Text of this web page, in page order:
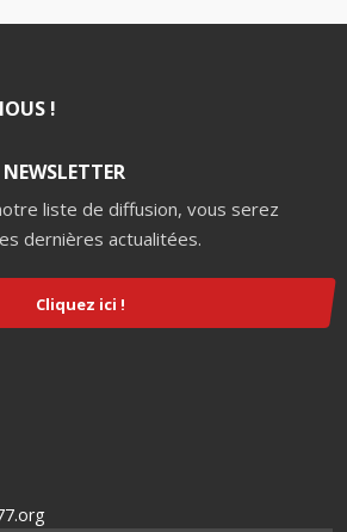
!
liste de diffusion, vous serez
dernières actualitées.
Cliquez ici !